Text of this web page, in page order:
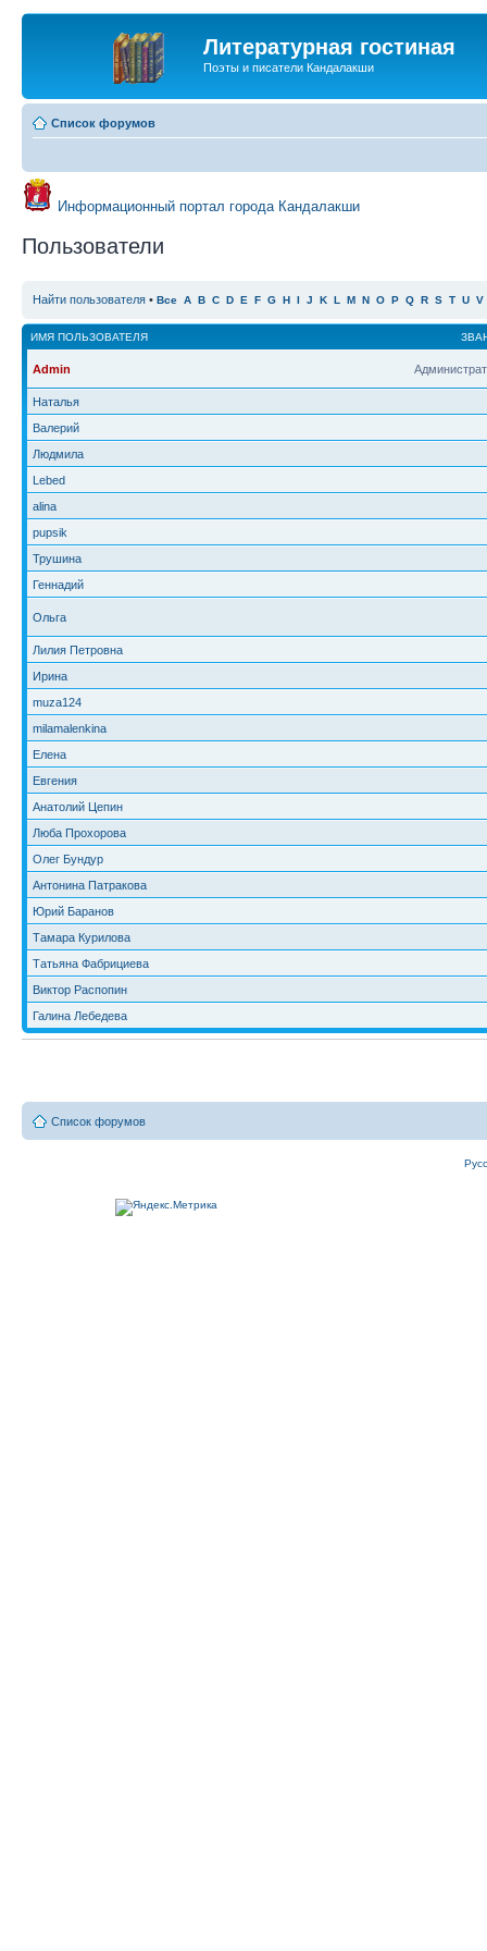
Литературная гостиная
Поэты и писатели Кандалакши
Список форумов
Информационный портал города Кандалакши
Пользователи
Найти пользователя • Все A B C D E F G H I J K L M N O P Q R S T U V
ИМЯ ПОЛЬЗОВАТЕЛЯ
Admin
Наталья
Валерий
Людмила
Lebed
alina
pupsik
Трушина
Геннадий
Ольга
Лилия Петровна
Ирина
muza124
milamalenkina
Елена
Евгения
Анатолий Цепин
Люба Прохорова
Олег Бундур
Антонина Патракова
Юрий Баранов
Тамара Курилова
Татьяна Фабрициева
Виктор Распопин
Галина Лебедева
Список форумов